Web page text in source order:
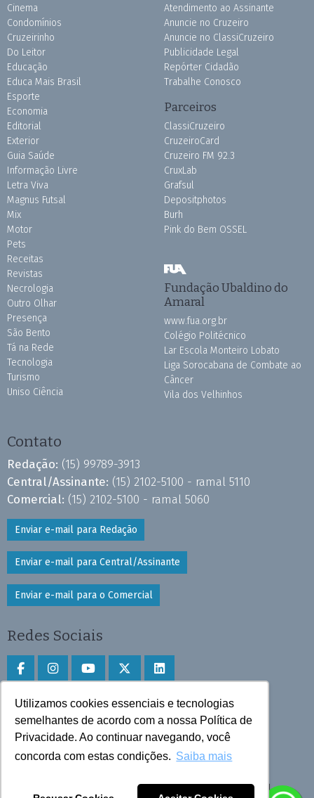
Utilizamos cookies essenciais e tecnologias
semelhantes de acordo com a nossa Política de
Privacidade. Ao continuar navegando, você
concorda com estas condições. Saiba mais
Cinema
Condomínios
Cruzeirinho
Do Leitor
Educação
Educa Mais Brasil
Esporte
Economia
Editorial
Exterior
Guia Saúde
Informação Livre
Letra Viva
Magnus Futsal
Mix
Motor
Pets
Receitas
Revistas
Necrologia
Outro Olhar
Presença
São Bento
Tá na Rede
Tecnologia
Turismo
Uniso Ciência
Atendimento ao Assinante
Anuncie no Cruzeiro
Anuncie no ClassiCruzeiro
Publicidade Legal
Repórter Cidadão
Trabalhe Conosco
Parceiros
ClassiCruzeiro
CruzeiroCard
Cruzeiro FM 92.3
CruxLab
Grafsul
Depositphotos
Burh
Pink do Bem OSSEL
Fundação Ubaldino do
Amaral
www.fua.org.br
Colégio Politécnico
Lar Escola Monteiro Lobato
Liga Sorocabana de Combate ao
Câncer
Vila dos Velhinhos
Contato
Redação: (15) 99789-3913
Central/Assinante: (15) 2102-5100 - ramal 5110
Comercial: (15) 2102-5100 - ramal 5060
Enviar e-mail para Redação
Enviar e-mail para Central/Assinante
Enviar e-mail para o Comercial
Redes Sociais
Faça download do aplicativo
Play Store e App Store
Todos os direitos reservados © 2025 Cruzeiro do Sul